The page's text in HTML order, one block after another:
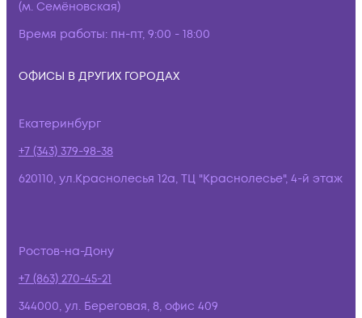
(м. Семёновская)
Время работы: пн-пт, 9:00 - 18:00
ОФИСЫ В ДРУГИХ ГОРОДАХ
Екатеринбург
+7 (343) 379-98-38
620110, ул.Краснолесья 12а, ТЦ "Краснолесье", 4-й этаж
Ростов-на-Дону
+7 (863) 270-45-21
344000, ул. Береговая, 8, офис 409